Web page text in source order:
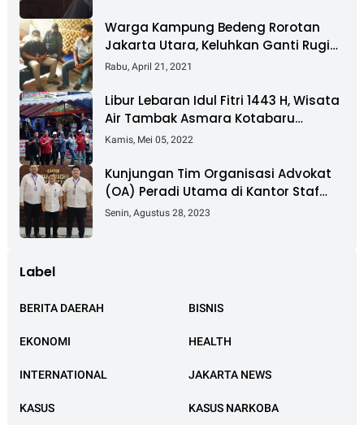
Warga Kampung Bedeng Rorotan
Jakarta Utara, Keluhkan Ganti Rugi
Pembebasan Lahan Tol Cibitung -
Rabu, April 21, 2021
Libur Lebaran Idul Fitri 1443 H, Wisata
Air Tambak Asmara Kotabaru
Dipadati Ribuan Pengunjung
Kamis, Mei 05, 2022
Kunjungan Tim Organisasi Advokat
(OA) Peradi Utama di Kantor Staf
Kepresidenan RI Istana Negara
Senin, Agustus 28, 2023
Label
BERITA DAERAH BISNIS
EKONOMI HEALTH
INTERNATIONAL JAKARTA NEWS
KASUS KASUS NARKOBA